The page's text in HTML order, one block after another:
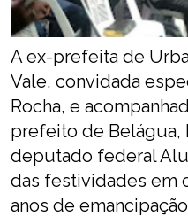
A ex-prefeita de
Vale, convidada
Rocha, e
prefeito de Belágua,
deputado federal
das festividades em
anos de